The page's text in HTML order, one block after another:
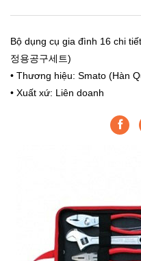
Bộ dụng cụ gia đình 16 chi
정용공구세트)
• Thương hiệu: Smato (Hàn
• Xuất xứ: Liên doanh